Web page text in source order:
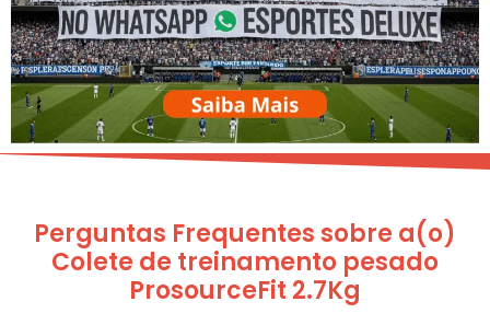
Perguntas Frequentes sobre a(o)
Colete de treinamento pesado
ProsourceFit 2.7Kg